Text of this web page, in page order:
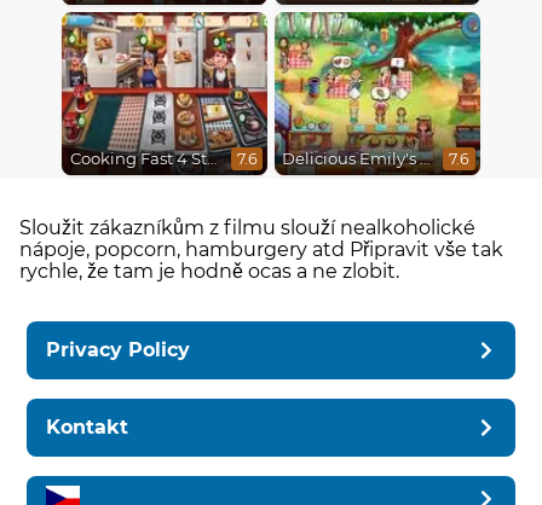
Cooking Fast 4 Steak 7.6 Delicious Emily's Hopes And Fears 7.6
Sloužit zákazníkům z filmu slouží nealkoholické
nápoje, popcorn, hamburgery atd Připravit vše tak
rychle, že tam je hodně ocas a ne zlobit.
Privacy Policy
Kontakt